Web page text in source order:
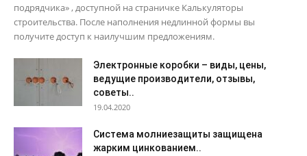
подрядчика» , доступной на страничке Калькуляторы
строительства. После наполнения недлинной формы вы
получите доступ к наилучшим предложениям.
Электронные коробки – виды, цены,
ведущие производители, отзывы,
советы..
19.04.2020
Система молниезащиты защищена
жарким цинкованием..